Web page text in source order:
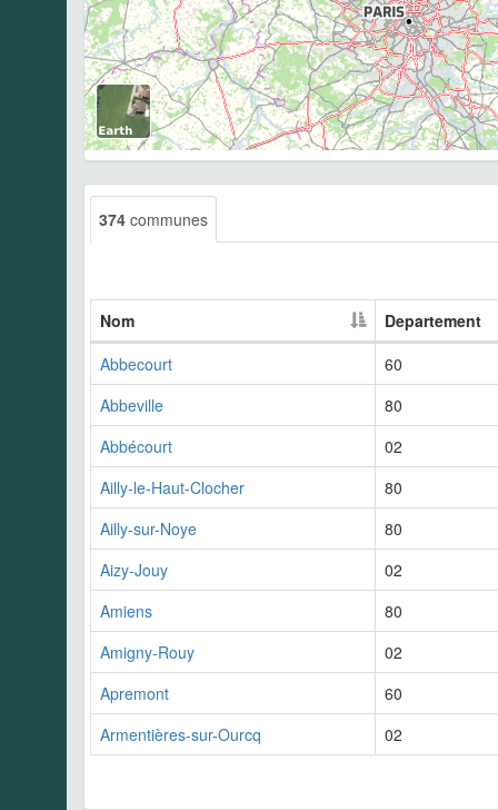
374 communes
Nom
Departement
Abbecourt
60
Abbeville
80
Abbécourt
02
Ailly-le-Haut-Clocher
80
Ailly-sur-Noye
80
Aizy-Jouy
02
Amiens
80
Amigny-Rouy
02
Apremont
60
Armentières-sur-Ourcq
02